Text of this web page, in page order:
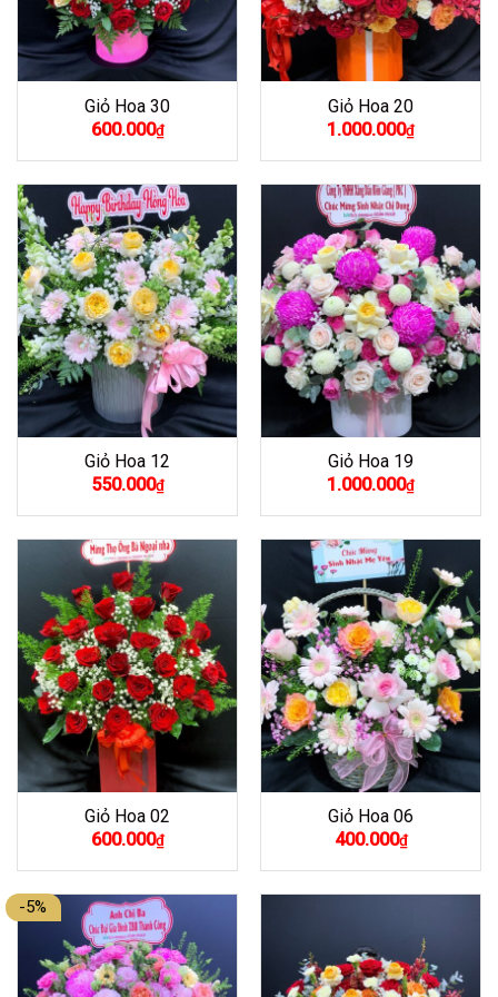
Giỏ Hoa 30
600.000₫
Giỏ Hoa 20
1.000.000₫
Giỏ Hoa 12
550.000₫
Giỏ Hoa 19
1.000.000₫
Giỏ Hoa 02
600.000₫
Giỏ Hoa 06
400.000₫
-5%